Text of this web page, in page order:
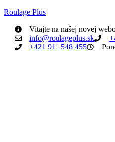
Roulage Plus
Vitajte na našej novej
info@roulageplus.sk
+421 911 548 455